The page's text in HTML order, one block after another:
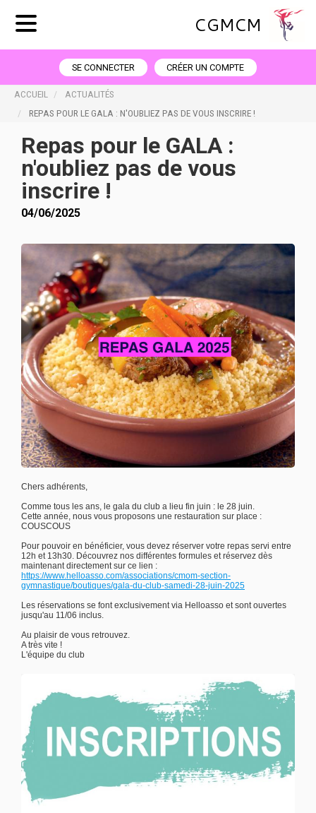
CGMCM
SE CONNECTER CRÉER UN COMPTE
ACCUEIL
ACTUALITÉS
REPAS POUR LE GALA : N'OUBLIEZ PAS DE VOUS INSCRIRE !
Repas pour le GALA :
n'oubliez pas de vous
inscrire !
04/06/2025
Chers adhérents,
Comme tous les ans, le gala du club a lieu fin juin : le 28 juin.
Cette année, nous vous proposons une restauration sur place :
COUSCOUS
Pour pouvoir en bénéficier, vous devez réserver votre repas servi entre
12h et 13h30. Découvrez nos différentes formules et réservez dès
maintenant directement sur ce lien :
https://www.helloasso.com/associations/cmom-section-
gymnastique/boutiques/gala-du-club-samedi-28-juin-2025
Les réservations se font exclusivement via Helloasso et sont ouvertes
jusqu'au 11/06 inclus.
Au plaisir de vous retrouvez.
A très vite !
L'équipe du club